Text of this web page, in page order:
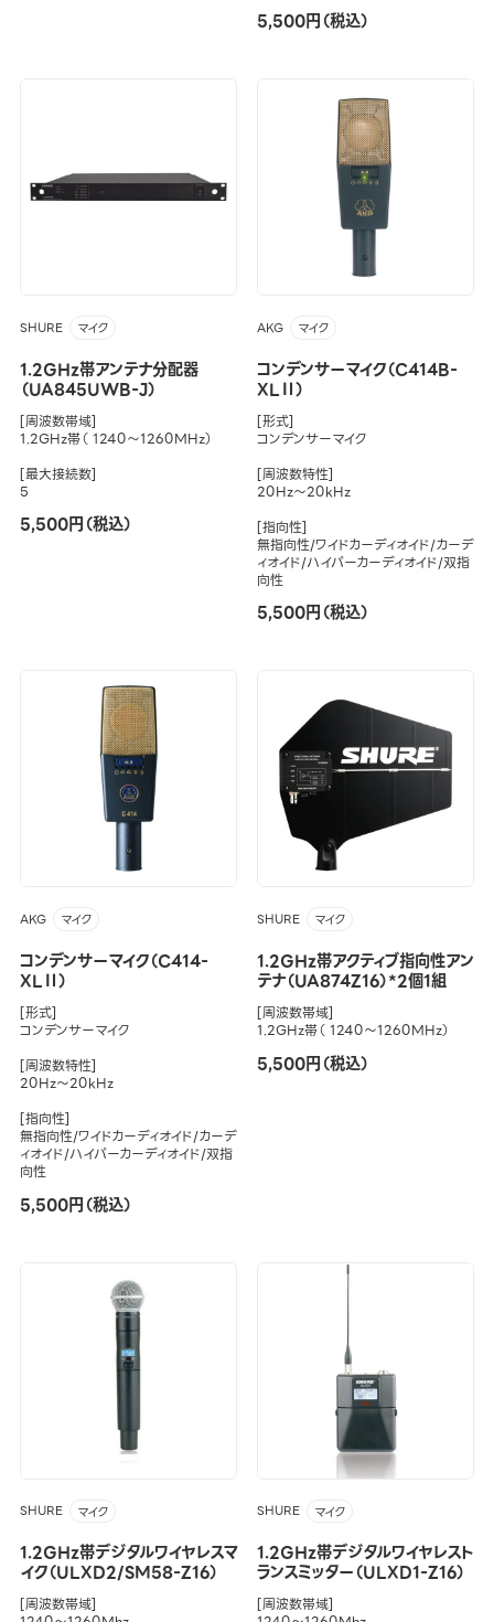
5,500円（税込）
SHURE マイク
1.2GHz帯アンテナ分配器
（UA845UWB-J）
[周波数帯域]
1.2GHz帯（ 1240～1260MHz）
[最大接続数]
5
5,500円（税込）
AKG マイク
コンデンサーマイク（C414B-
XLⅡ）
[形式]
コンデンサーマイク
[周波数特性]
20Hz～20kHz
[指向性]
無指向性/ワイドカーディオイド/カーデ
ィオイド/ハイパーカーディオイド/双指
向性
5,500円（税込）
AKG マイク
コンデンサーマイク（C414-
XLⅡ）
[形式]
コンデンサーマイク
[周波数特性]
20Hz～20kHz
[指向性]
無指向性/ワイドカーディオイド/カーデ
ィオイド/ハイパーカーディオイド/双指
向性
5,500円（税込）
SHURE マイク
1.2GHz帯アクティブ指向性アン
テナ（UA874Z16）*2個1組
[周波数帯域]
1.2GHz帯（ 1240～1260MHz）
5,500円（税込）
SHURE マイク
1.2GHz帯デジタルワイヤレスマ
イク（ULXD2/SM58-Z16）
[周波数帯域]
SHURE マイク
1.2GHz帯デジタルワイヤレスト
ランスミッター（ULXD1-Z16）
[周波数帯域]